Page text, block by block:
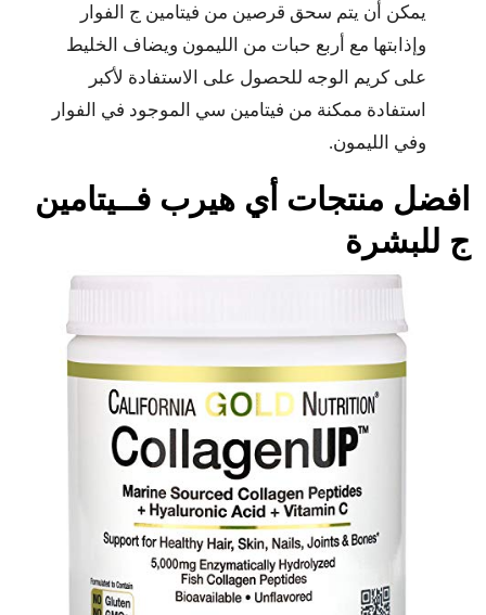
يمكن أن يتم سحق قرصين من فيتامين ج الفوار
وإذابتها مع أربع حبات من الليمون ويضاف الخليط
على كريم الوجه للحصول على الاستفادة لأكبر
استفادة ممكنة من فيتامين سي الموجود في الفوار
وفي الليمون.
افضل منتجات أي هيرب فــيتامين
ج للبشرة